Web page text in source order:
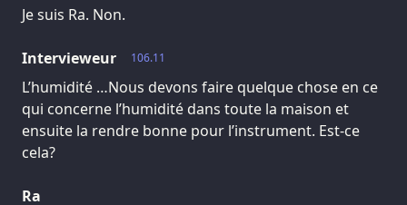
Je suis Ra. Non.
106.11
Intervieweur
L’humidité …Nous devons faire quelque chose en ce
qui concerne l’humidité dans toute la maison et
ensuite la rendre bonne pour l’instrument. Est-ce
cela?
Ra